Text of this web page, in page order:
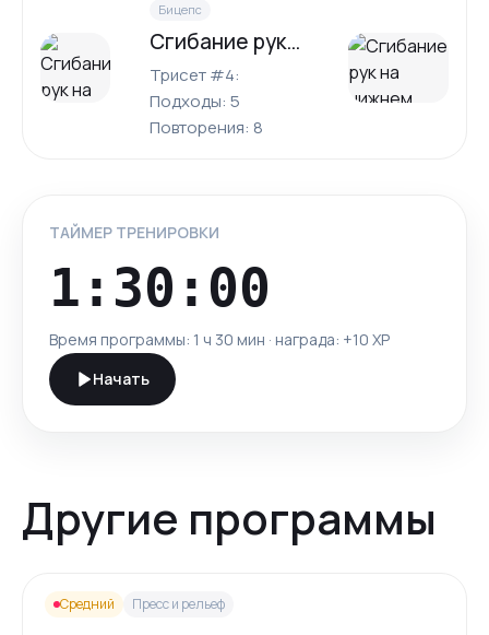
Бицепс
Сгибание рук на нижнем блоке с веревочной рукоятью (нейтральный хват)
Трисет #4:
Подходы: 5
Повторения: 8
ТАЙМЕР ТРЕНИРОВКИ
1:30:00
Время программы: 1 ч 30 мин · награда: +10 XP
Начать
Другие программы
Средний Пресс и рельеф